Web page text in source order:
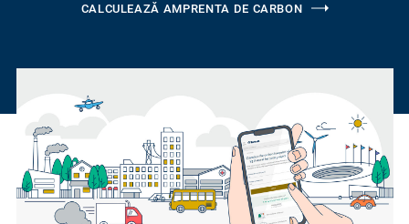
CALCULEAZĂ AMPRENTA DE CARBON